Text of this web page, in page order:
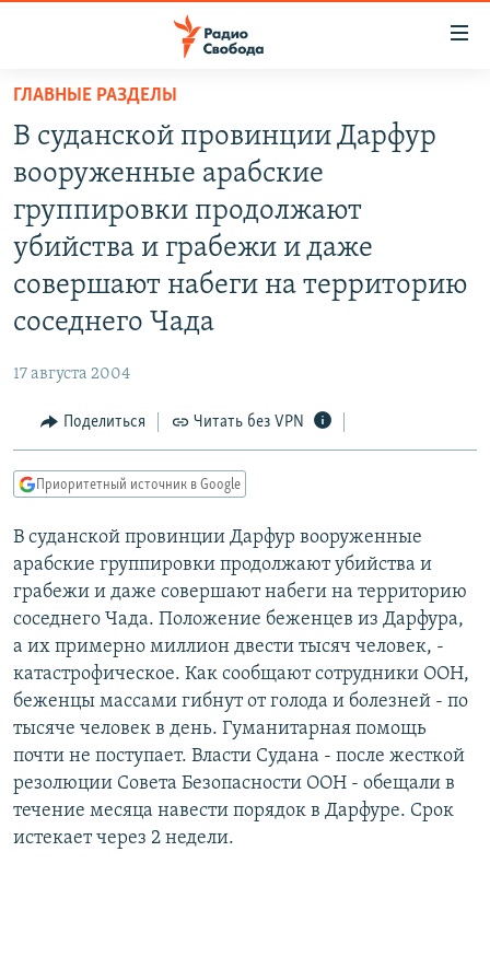
упрощенного
доступа
основному
содержанию
Вернутся
главной
Вернутся
поиску
ПОДКАСТЫ
АВТОРСКИЕ ПРОЕКТЫ
ЦИТАТЫ СВОБОДЫ
МНЕНИЯ
КУЛЬТУРА
СЕВЕР.РЕАЛИИ
СИБИРЬ.РЕАЛИИ
ПОДПИШИТЕСЬ НА РАССЫЛКУ
СОЦИАЛЬНЫЕ СЕТИ
Все сайты РСЕ/РС
ГЛАВНЫЕ РАЗДЕЛЫ
В суданской провинции Дарфур
вооруженные арабские
группировки продолжают
убийства и грабежи и даже
совершают набеги на территорию
соседнего Чада
17 августа 2004
Поделиться Читать без VPN
Приоритетный источник в Google
В суданской провинции Дарфур вооруженные
арабские группировки продолжают убийства и
грабежи и даже совершают набеги на территорию
соседнего Чада. Положение беженцев из Дарфура,
а их примерно миллион двести тысяч человек, -
катастрофическое. Как сообщают сотрудники ООН,
беженцы массами гибнут от голода и болезней - по
тысяче человек в день. Гуманитарная помощь
почти не поступает. Власти Судана - после жесткой
резолюции Совета Безопасности ООН - обещали в
течение месяца навести порядок в Дарфуре. Срок
истекает через 2 недели.